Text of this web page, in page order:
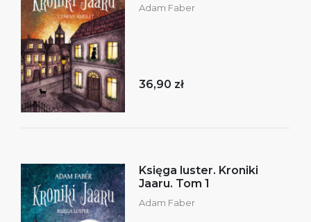
Adam Faber
36,90 zł
Księga luster. Kroniki
Jaaru. Tom 1
Adam Faber